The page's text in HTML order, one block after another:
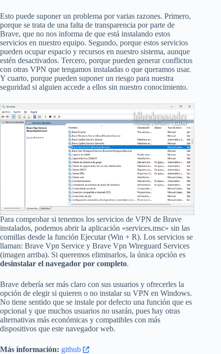
Esto puede suponer un problema por varias razones. Primero,
porque se trata de una falta de transparencia por parte de
Brave, que no nos informa de que está instalando estos
servicios en nuestro equipo. Segundo, porque estos servicios
pueden ocupar espacio y recursos en nuestro sistema, aunque
estén desactivados. Tercero, porque pueden generar conflictos
con otras VPN que tengamos instaladas o que queramos usar.
Y cuarto, porque pueden suponer un riesgo para nuestra
seguridad si alguien accede a ellos sin nuestro conocimiento.
Para comprobar si tenemos los servicios de VPN de Brave
instalados, podemos abrir la aplicación «services.msc» sin las
comillas desde la función Ejecutar (Win + R). Los servicios se
llaman: Brave Vpn Service y Brave Vpn Wireguard Services
(imagen arriba). Si queremos eliminarlos, la única opción es
desinstalar el navegador por completo.
Brave debería ser más claro con sus usuarios y ofrecerles la
opción de elegir si quieren o no instalar su VPN en Windows.
No tiene sentido que se instale por defecto una función que es
opcional y que muchos usuarios no usarán, pues hay otras
alternativas más económicas y compatibles con más
dispositivos que este navegador web.
Más información: github